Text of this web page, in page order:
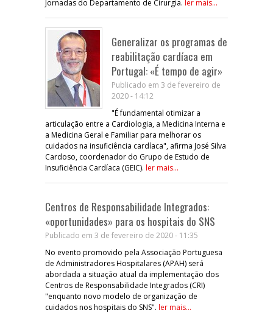
Jornadas do Departamento de Cirurgia. ler mais...
Generalizar os programas de
reabilitação cardíaca em
Portugal: «É tempo de agir»
Publicado em 3 de fevereiro de
2020 - 14:12
"É fundamental otimizar a
articulação entre a Cardiologia, a Medicina Interna e
a Medicina Geral e Familiar para melhorar os
cuidados na insuficiência cardíaca", afirma José Silva
Cardoso, coordenador do Grupo de Estudo de
Insuficiência Cardíaca (GEIC). ler mais...
Centros de Responsabilidade Integrados:
«oportunidades» para os hospitais do SNS
Publicado em 3 de fevereiro de 2020 - 11:35
No evento promovido pela Associação Portuguesa
de Administradores Hospitalares (APAH) será
abordada a situação atual da implementação dos
Centros de Responsabilidade Integrados (CRI)
"enquanto novo modelo de organização de
cuidados nos hospitais do SNS". ler mais...